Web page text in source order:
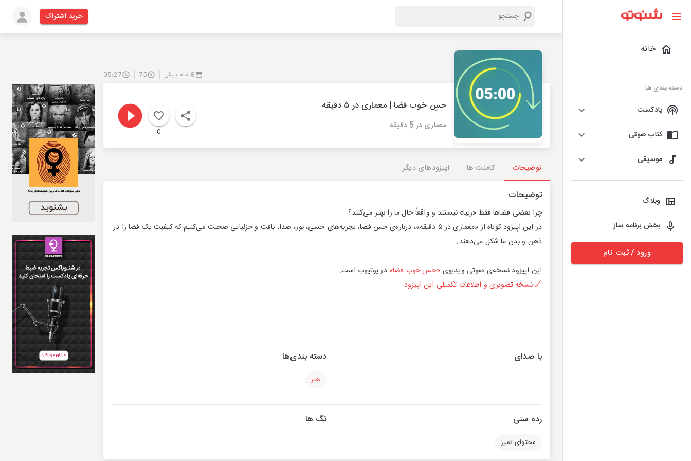
خانه
دسته بندی ها
پادکست
کتاب صوتی
موسیقی
وبلاگ
بخش برنامه ساز
ورود / ثبت نام
خرید اشتراک
8 ماه پیش 75
05:27
حسِ خوب فضا | معماری در ۵ دقیقه
معماری در 5 دقیقه
0
توضیحات کامنت ها اپیزودهای دیگر
توضیحات
چرا بعضی فضاها فقط «زیبا» نیستند و واقعاً حال ما را بهتر می‌کنند؟
در این اپیزود کوتاه از «معماری در ۵ دقیقه»، درباره‌ی حس فضا، تجربه‌های حسی، نور، صدا، بافت و جزئیاتی صحبت می‌کنیم که کیفیت یک فضا را در
ذهن و بدن ما شکل می‌دهند.
این اپیزود نسخه‌ی صوتی ویدیوی «حس خوب فضا» در یوتیوب است.
🔗 نسخه تصویری و اطلاعات تکمیلی این اپیزود
با صدای دسته بندی‌ها
هنر
رده سنی
محتوای تمیز
تگ ها